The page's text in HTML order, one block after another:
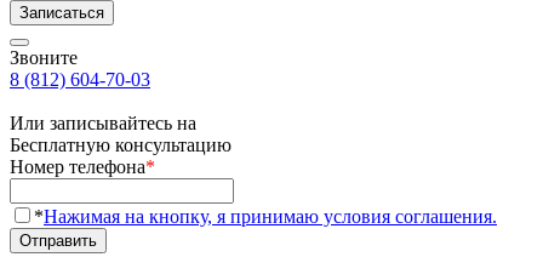
Записаться
Звоните
8 (812) 604-70-03
Или записывайтесь на
Бесплатную консультацию
Номер телефона*
*Нажимая на кнопку, я принимаю условия соглашения.
Отправить